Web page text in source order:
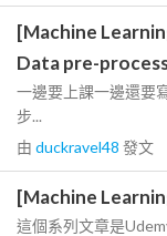
[Machine
Data pre-
一邊要上課一邊還要
步...
由 duckravel48 發文
[Machine
這個系列文章是